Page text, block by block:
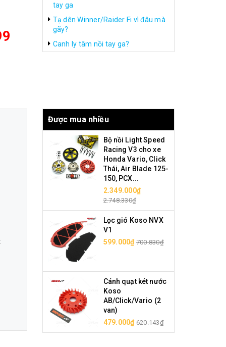
tay ga
Tạ dên Winner/Raider Fi vì đâu mà
gãy?
Canh ly tâm nồi tay ga?
Được mua nhiều
Bộ nồi Light Speed
Racing V3 cho xe
Honda Vario, Click
Thái, Air Blade 125-
150, PCX...
2.349.000₫
2.748.330₫
Lọc gió Koso NVX
V1
599.000₫ 700.830₫
Cánh quạt két nước
Koso
AB/Click/Vario (2
van)
479.000₫ 620.143₫